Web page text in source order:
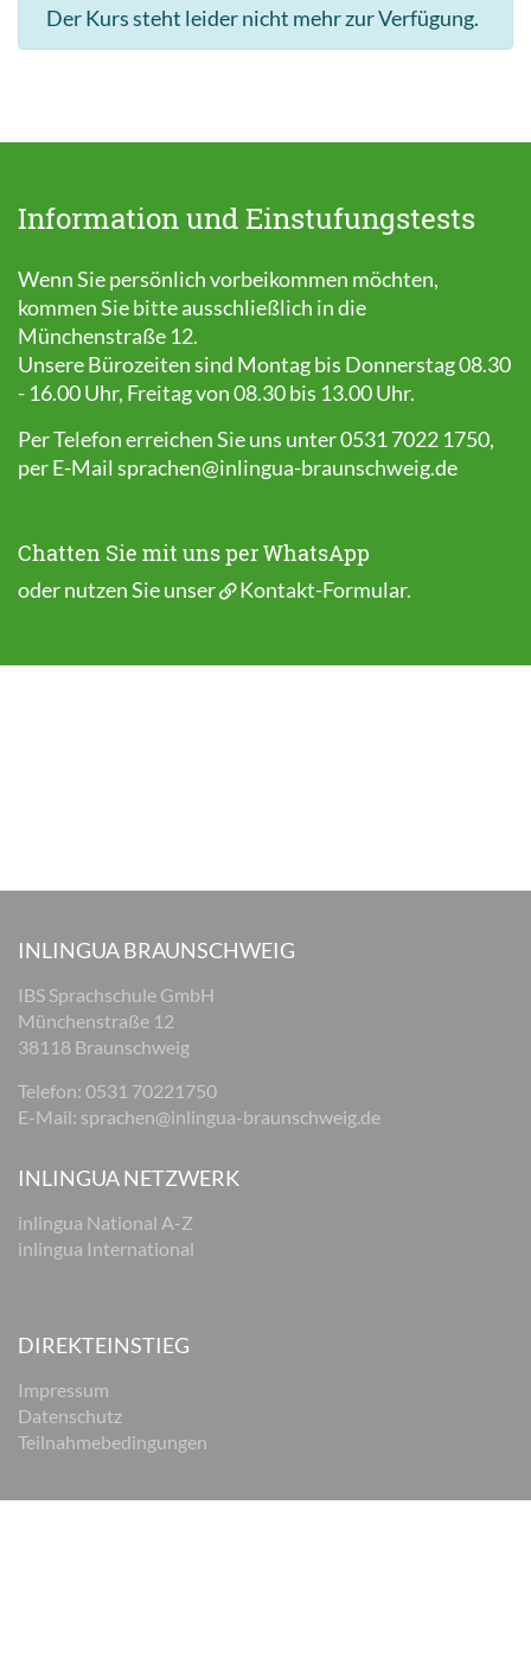
Der Kurs steht leider nicht mehr zur Verfügung.
Information und Einstufungstests
Wenn Sie persönlich vorbeikommen möchten,
kommen Sie bitte ausschließlich in die
Münchenstraße 12.
Unsere Bürozeiten sind Montag bis Donnerstag 08.30
- 16.00 Uhr, Freitag von 08.30 bis 13.00 Uhr.
Per Telefon erreichen Sie uns unter 0531 7022 1750,
per E-Mail sprachen@inlingua-braunschweig.de
Chatten Sie mit uns per WhatsApp
oder nutzen Sie unser Kontakt-Formular.
INLINGUA BRAUNSCHWEIG
IBS Sprachschule GmbH
Münchenstraße 12
38118 Braunschweig
Telefon: 0531 70221750
E-Mail: sprachen@inlingua-braunschweig.de
INLINGUA NETZWERK
inlingua National A-Z
inlingua International
DIREKTEINSTIEG
Impressum
Datenschutz
Teilnahmebedingungen